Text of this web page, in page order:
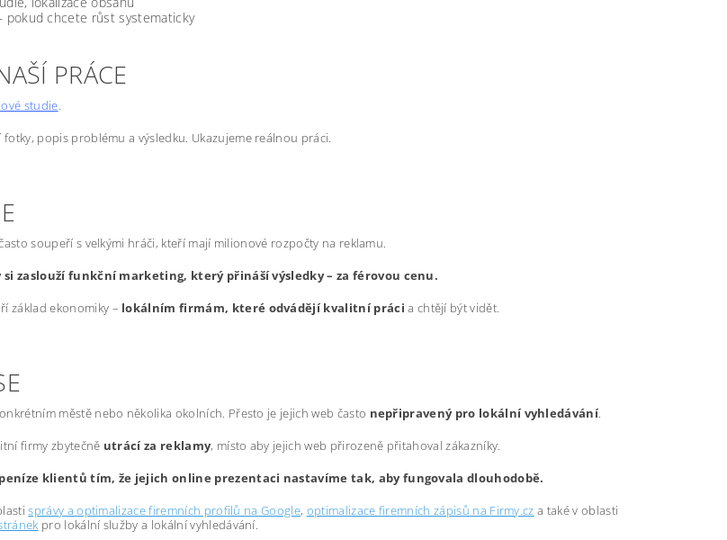
pokud chcete růst systematicky
PRÁCE
studie.
popis problému a výsledku. Ukazujeme reálnou práci.
soupeří s velkými hráči, kteří mají milionové rozpočty na reklamu.
zaslouží funkční marketing, který přináší výsledky – za férovou cenu.
základ ekonomiky – lokálním firmám, které odvádějí kvalitní práci a chtějí být vidět.
městě nebo několika okolních. Přesto je jejich web často nepřipravený pro lokální vyhledávání.
firmy zbytečně utrácí za reklamy, místo aby jejich web přirozeně přitahoval zákazníky.
klientů tím, že jejich online prezentaci nastavíme tak, aby fungovala dlouhodobě.
správy a optimalizace firemních profilů na Google, optimalizace firemních zápisů na Firmy.cz a také v oblasti
pro lokální služby a lokální vyhledávání.